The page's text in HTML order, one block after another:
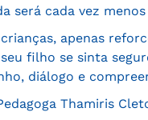
será cada vez
apenas
filho se sinta
diálogo e
Thamiris